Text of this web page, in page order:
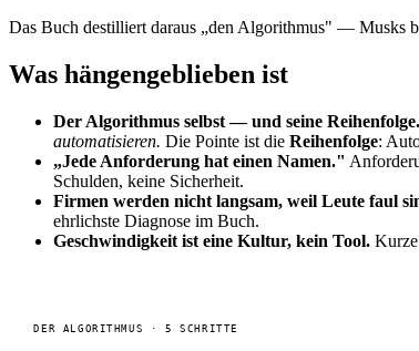
Das Buch destilliert daraus „den Algorithmus" — Musks
Was hängengeblieben ist
Der Algorithmus selbst — und seine Reihenfolge.
automatisieren. Die Pointe ist die Reihenfolge:
„Jede Anforderung hat einen Namen."
Schulden, keine Sicherheit.
Firmen werden nicht langsam, weil Leute faul
ehrlichste Diagnose im Buch.
Geschwindigkeit ist eine Kultur, kein Tool.
DER ALGORITHMUS · 5 SCHRITTE